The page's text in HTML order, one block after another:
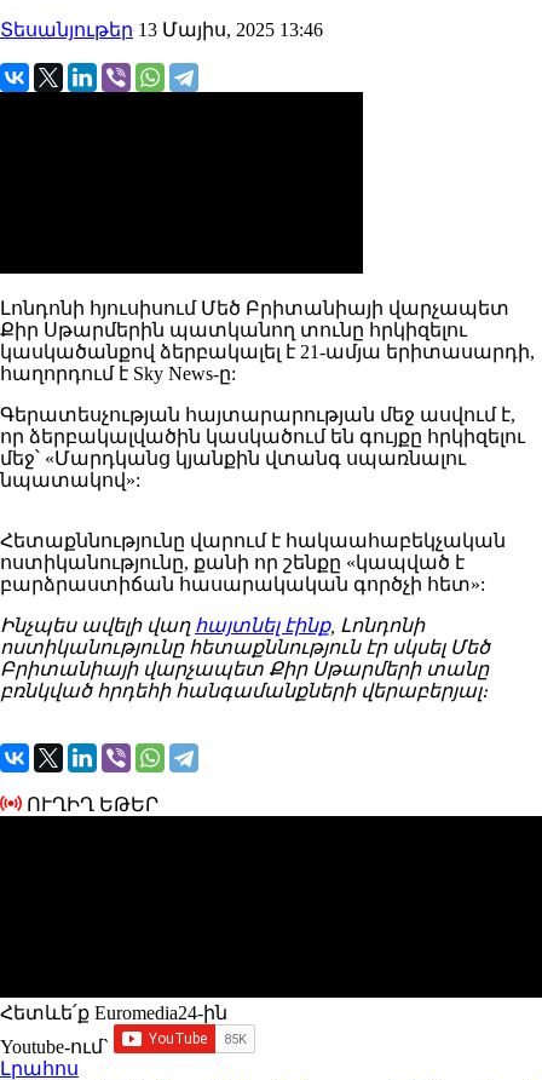
Տեսանյութեր 13 Մայիս, 2025 13:46
Լոնդոնի հյուսիսում Մեծ Բրիտանիայի վարչապետ
Քիր Սթարմերին պատկանող տունը հրկիզելու
կասկածանքով ձերբակալել է 21-ամյա երիտասարդի,
հաղորդում է Sky News-ը:
Գերատեսչության հայտարարության մեջ ասվում է,
որ ձերբակալվածին կասկածում են գույքը հրկիզելու
մեջ՝ «Մարդկանց կյանքին վտանգ սպառնալու
նպատակով»:
Հետաքննությունը վարում է հակաահաբեկչական
ոստիկանությունը, քանի որ շենքը «կապված է
բարձրաստիճան հասարակական գործչի հետ»:
Ինչպես ավելի վաղ հայտնել էինք, Լոնդոնի
ոստիկանությունը հետաքննություն էր սկսել Մեծ
Բրիտանիայի վարչապետ Քիր Սթարմերի տանը
բռնկված հրդեհի հանգամանքների վերաբերյալ։
ՈՒՂԻՂ ԵԹԵՐ
Հետևե՛ք Euromedia24-ին
Youtube-ում`
Լրահոս